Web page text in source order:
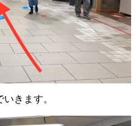
きます。